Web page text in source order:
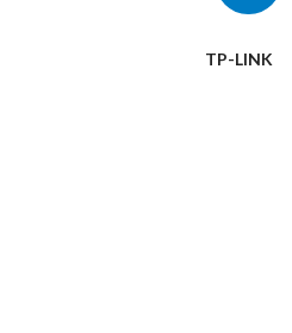
TP-LINK